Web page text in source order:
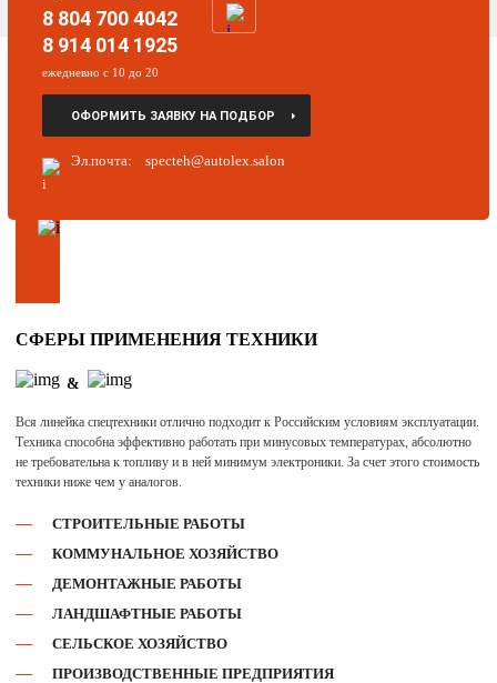
8 804 700 4042
8 914 014 1925
ежедневно с 10 до 20
ОФОРМИТЬ ЗАЯВКУ НА ПОДБОР
Эл.почта: specteh@autolex.salon
СФЕРЫ ПРИМЕНЕНИЯ ТЕХНИКИ
&
Вся линейка спецтехники отлично подходит к Российским условиям эксплуатации.
Техника способна эффективно работать при минусовых температурах, абсолютно
не требовательна к топливу и в ней минимум электроники. За счет этого стоимость
техники ниже чем у аналогов.
СТРОИТЕЛЬНЫЕ РАБОТЫ
ЛАНДШАФТНЫЕ РАБОТЫ
КОММУНАЛЬНОЕ ХОЗЯЙСТВО
СЕЛЬСКОЕ ХОЗЯЙСТВО
ДЕМОНТАЖНЫЕ РАБОТЫ
ПРОИЗВОДСТВЕННЫЕ ПРЕДПРИЯТИЯ